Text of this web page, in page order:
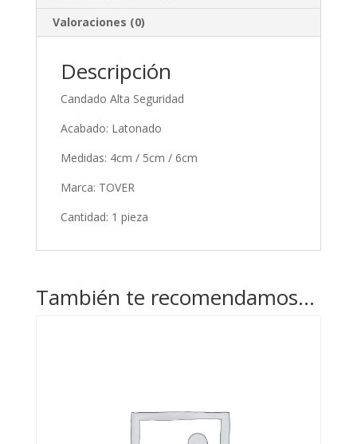
Valoraciones (0)
Descripción
Candado Alta Seguridad
Acabado: Latonado
Medidas: 4cm / 5cm / 6cm
Marca: TOVER
Cantidad: 1 pieza
También te recomendamos…